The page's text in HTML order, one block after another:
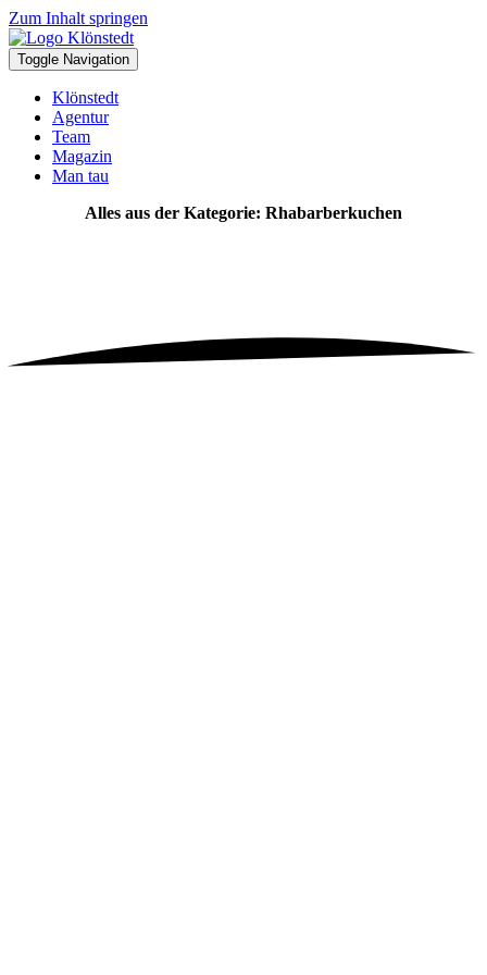
Zum Inhalt springen
Toggle Navigation
Klönstedt
Agentur
Team
Magazin
Man tau
Alles aus der Kategorie: Rhabarberkuchen